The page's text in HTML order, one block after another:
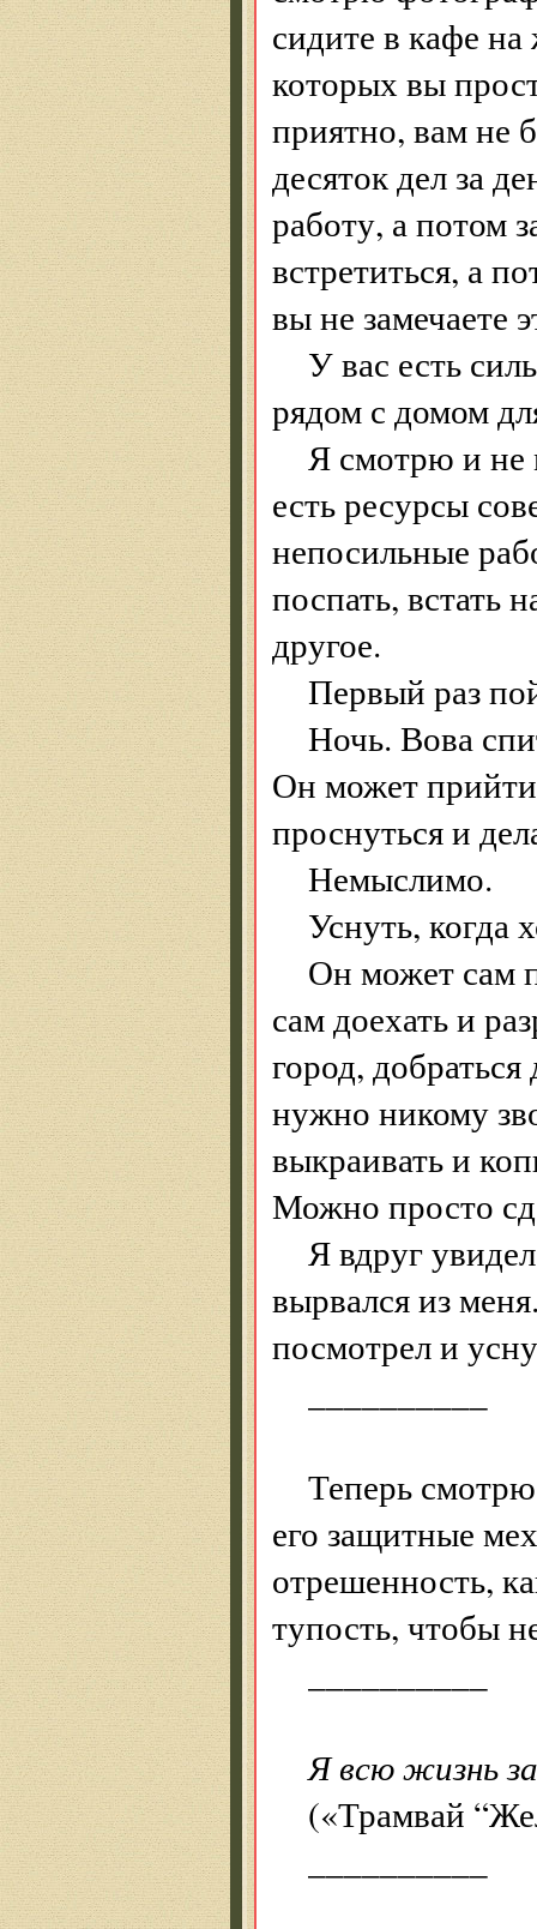
сидите в кафе
которых вы
приятно, вам не
десяток дел за
работу, а потом
встретиться, а
вы не замечаете
У вас есть
рядом с домом
Я смотрю и не
есть ресурсы
непосильные
поспать, встать
другое.
Первый раз
Ночь. Вова
Он может прийти
проснуться и
Немыслимо.
Уснуть, когда
Он может сам
сам доехать и
город,
нужно никому
выкраивать и
Можно просто
Я вдруг
вырвался из
посмотрел и
Теперь
его защитные
отрешенность,
тупость, чтобы
Я всю жизнь
(«Трамвай